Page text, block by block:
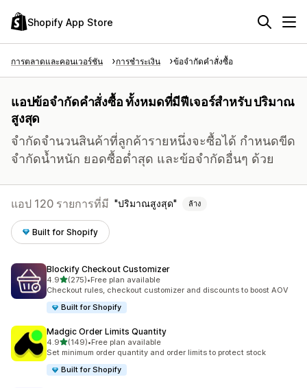
Shopify App Store
การตลาดและคอนเวอร์ชัน การชำระเงิน ข้อจำกัดคำสั่งซื้อ
แอปข้อจำกัดคำสั่งซื้อ ทั้งหมดที่มีฟีเจอร์สำหรับ ปริมาณ
สูงสุด
จำกัดจำนวนสินค้าที่ลูกค้ารายหนึ่งจะซื้อได้ กำหนดขีด
จำกัดน้ำหนัก ยอดซื้อต่ำสุด และข้อจำกัดอื่นๆ ด้วย
แอป 120 รายการที่มี ปริมาณสูงสุด ล้าง
Built for Shopify
Blockify Checkout Customizer
4.9เต็ม 5 ดาว
(275)
ทั้งหมด 275 รีวิว
•Free plan available
Checkout rules, checkout customizer and discounts to boost AOV
Built for Shopify
Madgic Order Limits Quantity
4.9เต็ม 5 ดาว
(149)
ทั้งหมด 149 รีวิว
•Free plan available
Set minimum order quantity and order limits to protect stock
Built for Shopify